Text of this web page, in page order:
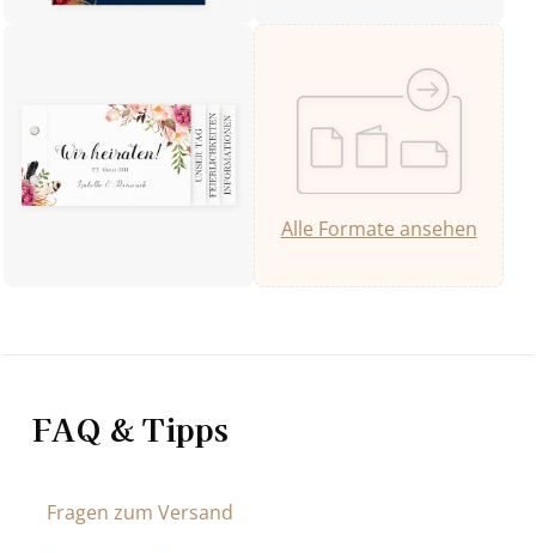
Alle Formate ansehen
FAQ & Tipps
Fragen zum Versand